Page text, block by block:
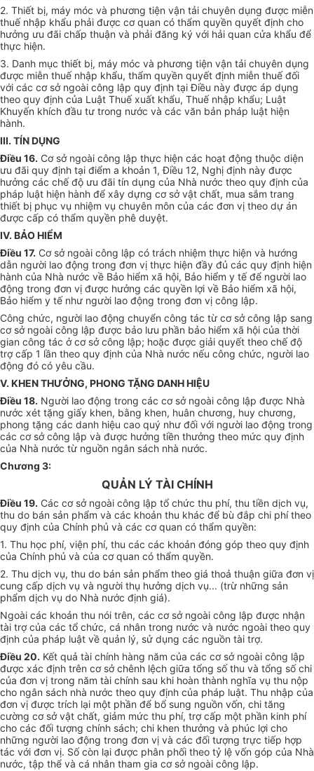
2. Thiết bị, máy móc và phương tiện vận tải chuyên dụng được miễn
thuế nhập khẩu phải được cơ quan có thẩm quyền quyết định cho
hưởng ưu đãi chấp thuận và phải đăng ký với hải quan cửa khẩu để
thực hiện.
3. Danh mục thiết bị, máy móc và phương tiện vận tải chuyên dụng
được miễn thuế nhập khẩu, thẩm quyền quyết định miễn thuế đối
với các cơ sở ngoài công lập quy định tại Điều này được áp dụng
theo quy định của Luật Thuế xuất khẩu, Thuế nhập khẩu; Luật
Khuyến khích đầu tư trong nước và các văn bản pháp luật hiện
hành.
III. TÍN DỤNG
Điều 16. Cơ sở ngoài công lập thực hiện các hoạt động thuộc diện
ưu đãi quy định tại điểm a khoản 1, Điều 12, Nghị định này được
hưởng các chế độ ưu đãi tín dụng của Nhà nước theo quy định của
pháp luật hiện hành để xây dựng cơ sở vật chất, mua sắm trang
thiết bị phục vụ nhiệm vụ chuyên môn của các đơn vị theo dự án
được cấp có thẩm quyền phê duyệt.
IV. BẢO HIỂM
Điều 17. Cơ sở ngoài công lập có trách nhiệm thực hiện và hướng
dẫn người lao động trong đơn vị thực hiện đầy đủ các quy định hiện
hành của Nhà nước về Bảo hiểm xã hội, Bảo hiểm y tế để người lao
động trong đơn vị được hưởng các quyền lợi về Bảo hiểm xã hội,
Bảo hiểm y tế như người lao động trong đơn vị công lập.
Công chức, người lao động chuyển công tác từ cơ sở công lập sang
cơ sở ngoài công lập được bảo lưu phần bảo hiểm xã hội của thời
gian công tác ở cơ sở công lập; hoặc được giải quyết theo chế độ
trợ cấp 1 lần theo quy định của Nhà nước nếu công chức, người lao
động đó có yêu cầu.
V. KHEN THƯỞNG, PHONG TẶNG DANH HIỆU
Điều 18. Người lao động trong các cơ sở ngoài công lập được Nhà
nước xét tặng giấy khen, bằng khen, huân chương, huy chương,
phong tặng các danh hiệu cao quý như đối với người lao động trong
các cơ sở công lập và được hưởng tiền thưởng theo mức quy định
của Nhà nước từ nguồn ngân sách nhà nước.
Chương 3:
QUẢN LÝ TÀI CHÍNH
Điều 19. Các cơ sở ngoài công lập tổ chức thu phí, thu tiền dịch vụ,
thu do bán sản phẩm và các khoản thu khác để bù đắp chi phí theo
quy định của Chính phủ và các cơ quan có thẩm quyền:
1. Thu học phí, viện phí, thu các các khoản đóng góp theo quy định
của Chính phủ và của cơ quan có thẩm quyền.
2. Thu dịch vụ, thu do bán sản phẩm theo giá thoả thuận giữa đơn vị
cung cấp dịch vụ và người thụ hưởng dịch vụ... (trừ những sản
phẩm dịch vụ do Nhà nước định giá).
Ngoài các khoản thu nói trên, các cơ sở ngoài công lập được nhận
tài trợ của các tổ chức, cá nhân trong nước và nước ngoài theo quy
định của pháp luật về quản lý, sử dụng các nguồn tài trợ.
Điều 20. Kết quả tài chính hàng năm của các cơ sở ngoài công lập
được xác định trên cơ sở chênh lệch giữa tổng số thu và tổng số chi
của đơn vị trong năm tài chính sau khi hoàn thành nghĩa vụ thu nộp
cho ngân sách nhà nước theo quy định của pháp luật. Thu nhập của
đơn vị được trích lại một phần để bổ sung nguồn vốn, chi tăng
cường cơ sở vật chất, giảm mức thu phí, trợ cấp một phần kinh phí
cho các đối tượng chính sách; chi khen thưởng và phúc lợi cho
những người lao động trong đơn vị và các đối tượng trực tiếp hợp
tác với đơn vị. Số còn lại được phân phối theo tỷ lệ vốn góp của Nhà
nước, tập thể và cá nhân tham gia cơ sở ngoài công lập.